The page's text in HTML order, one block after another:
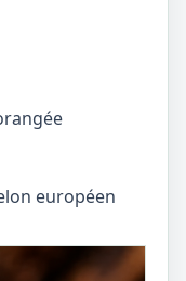
européen